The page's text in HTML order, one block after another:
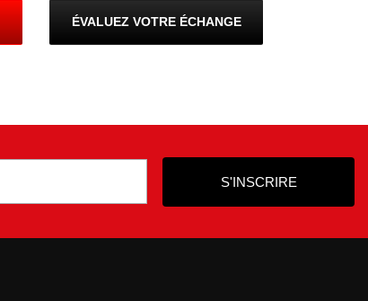
ÉVALUEZ VOTRE ÉCHANGE